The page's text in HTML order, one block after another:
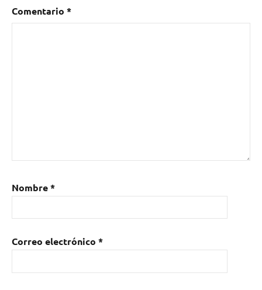
Comentario *
Nombre*
Correo electrónico *